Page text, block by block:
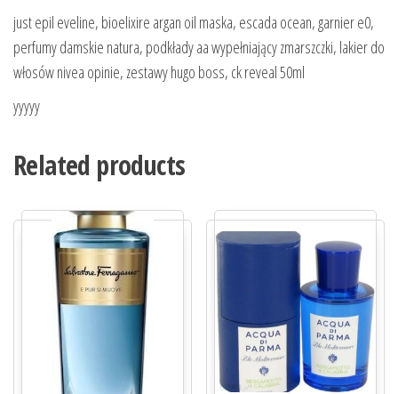
just epil eveline, bioelixire argan oil maska, escada ocean, garnier e0,
perfumy damskie natura, podkłady aa wypełniający zmarszczki, lakier do
włosów nivea opinie, zestawy hugo boss, ck reveal 50ml
yyyyy
Related products